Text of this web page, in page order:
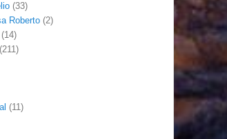
(33)
Roberto(2)
(14)
(211)
(11)